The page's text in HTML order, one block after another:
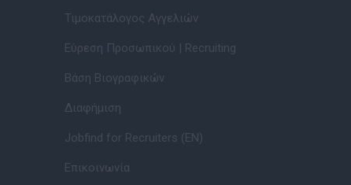
Τιμοκατάλογος Αγγελιών
Εύρεση Προσωπικού | Recruiting
Βάση Βιογραφικών
Διαφήμιση
Jobfind for Recruiters (EN)
Επικοινωνία